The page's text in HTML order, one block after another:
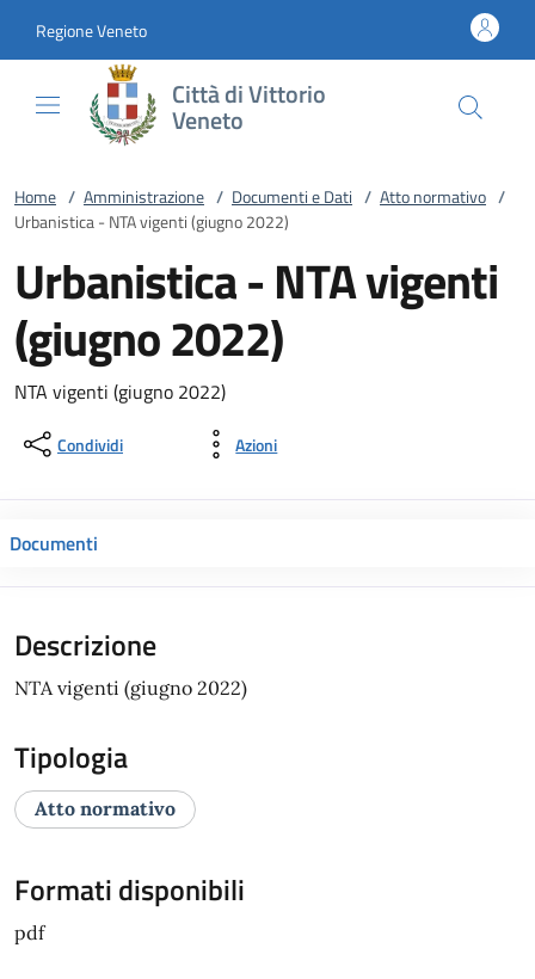
Regione Veneto
Città di Vittorio
Veneto
Home / Amministrazione / Documenti e Dati / Atto normativo /
Urbanistica - NTA vigenti (giugno 2022)
Urbanistica - NTA vigenti
(giugno 2022)
NTA vigenti (giugno 2022)
Condividi Azioni
Documenti
Descrizione
NTA vigenti (giugno 2022)
Tipologia
Atto normativo
Formati disponibili
pdf